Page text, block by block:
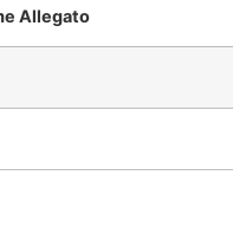
Allegato